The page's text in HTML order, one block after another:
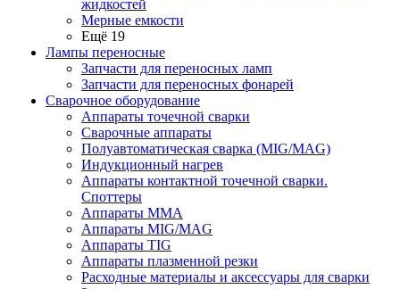
жидкостей
Мерные емкости
Ещё 19
Лампы переносные
Запчасти для переносных ламп
Запчасти для переносных фонарей
Сварочное оборудование
Аппараты точечной сварки
Сварочные аппараты
Полуавтоматическая сварка (MIG/MAG)
Индукционный нагрев
Аппараты контактной точечной сварки.
Споттеры
Аппараты MMA
Аппараты MIG/MAG
Аппараты TIG
Аппараты плазменной резки
Расходные материалы и аксессуары для сварки